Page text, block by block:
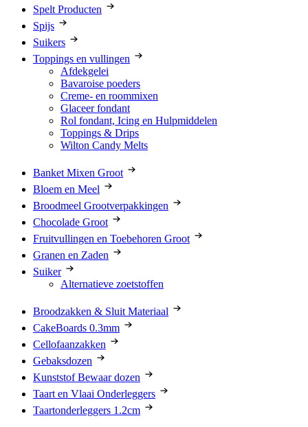
Spelt Producten
Spijs
Suikers
Toppings en vullingen
Afdekgelei
Bavaroise poeders
Creme- en roommixen
Glaceer fondant
Rol fondant, Icing en Hulpmiddelen
Toppings & Drips
Wilton Candy Melts
Banket Mixen Groot
Bloem en Meel
Broodmeel Grootverpakkingen
Chocolade Groot
Fruitvullingen en Toebehoren Groot
Granen en Zaden
Suiker
Alternatieve zoetstoffen
Broodzakken & Sluit Materiaal
CakeBoards 0.3mm
Cellofaanzakken
Gebaksdozen
Kunststof Bewaar dozen
Taart en Vlaai Onderleggers
Taartonderleggers 1.2cm